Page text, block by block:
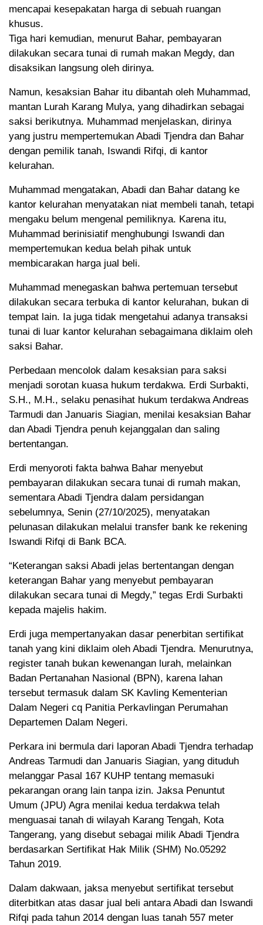
mencapai kesepakatan harga di sebuah ruangan
khusus.
Tiga hari kemudian, menurut Bahar, pembayaran
dilakukan secara tunai di rumah makan Megdy, dan
disaksikan langsung oleh dirinya.
Namun, kesaksian Bahar itu dibantah oleh Muhammad,
mantan Lurah Karang Mulya, yang dihadirkan sebagai
saksi berikutnya. Muhammad menjelaskan, dirinya
yang justru mempertemukan Abadi Tjendra dan Bahar
dengan pemilik tanah, Iswandi Rifqi, di kantor
kelurahan.
Muhammad mengatakan, Abadi dan Bahar datang ke
kantor kelurahan menyatakan niat membeli tanah, tetapi
mengaku belum mengenal pemiliknya. Karena itu,
Muhammad berinisiatif menghubungi Iswandi dan
mempertemukan kedua belah pihak untuk
membicarakan harga jual beli.
Muhammad menegaskan bahwa pertemuan tersebut
dilakukan secara terbuka di kantor kelurahan, bukan di
tempat lain. Ia juga tidak mengetahui adanya transaksi
tunai di luar kantor kelurahan sebagaimana diklaim oleh
saksi Bahar.
Perbedaan mencolok dalam kesaksian para saksi
menjadi sorotan kuasa hukum terdakwa. Erdi Surbakti,
S.H., M.H., selaku penasihat hukum terdakwa Andreas
Tarmudi dan Januaris Siagian, menilai kesaksian Bahar
dan Abadi Tjendra penuh kejanggalan dan saling
bertentangan.
Erdi menyoroti fakta bahwa Bahar menyebut
pembayaran dilakukan secara tunai di rumah makan,
sementara Abadi Tjendra dalam persidangan
sebelumnya, Senin (27/10/2025), menyatakan
pelunasan dilakukan melalui transfer bank ke rekening
Iswandi Rifqi di Bank BCA.
“Keterangan saksi Abadi jelas bertentangan dengan
keterangan Bahar yang menyebut pembayaran
dilakukan secara tunai di Megdy,” tegas Erdi Surbakti
kepada majelis hakim.
Erdi juga mempertanyakan dasar penerbitan sertifikat
tanah yang kini diklaim oleh Abadi Tjendra. Menurutnya,
register tanah bukan kewenangan lurah, melainkan
Badan Pertanahan Nasional (BPN), karena lahan
tersebut termasuk dalam SK Kavling Kementerian
Dalam Negeri cq Panitia Perkavlingan Perumahan
Departemen Dalam Negeri.
Perkara ini bermula dari laporan Abadi Tjendra terhadap
Andreas Tarmudi dan Januaris Siagian, yang dituduh
melanggar Pasal 167 KUHP tentang memasuki
pekarangan orang lain tanpa izin. Jaksa Penuntut
Umum (JPU) Agra menilai kedua terdakwa telah
menguasai tanah di wilayah Karang Tengah, Kota
Tangerang, yang disebut sebagai milik Abadi Tjendra
berdasarkan Sertifikat Hak Milik (SHM) No.05292
Tahun 2019.
Dalam dakwaan, jaksa menyebut sertifikat tersebut
diterbitkan atas dasar jual beli antara Abadi dan Iswandi
Rifqi pada tahun 2014 dengan luas tanah 557 meter